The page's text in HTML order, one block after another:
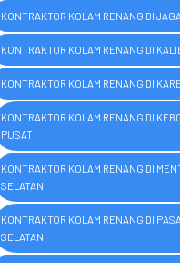
KONTRAKTOR KOLAM RENANG DI
KONTRAKTOR KOLAM RENANG DI
KONTRAKTOR KOLAM RENANG DI
KONTRAKTOR KOLAM RENANG DI
PUSAT
KONTRAKTOR KOLAM RENANG DI
SELATAN
KONTRAKTOR KOLAM RENANG DI
SELATAN